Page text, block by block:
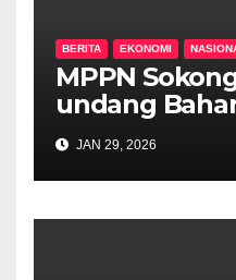
BERITA EKONOMI
MPPN
undang
Larang
Kenderaan
JAN 29, 2026